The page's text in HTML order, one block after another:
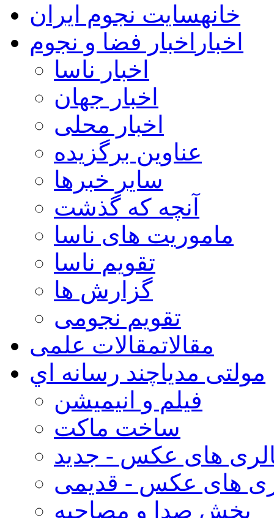
خانهسایت نجوم ایران
اخبار اخبار فضا و نجوم
اخبار ناسا
اخبار جهان
اخبار محلی
عناوین برگزیده
سایر خبرها
آنچه که گذشت
ماموریت های ناسا
تقویم ناسا
گزارش ها
تقویم نجومی
مقالاتمقالات علمی
مولتی مدیاچند رسانه اي
فیلم و انیمیشن
ساخت ماکت
های عکس - جدید
های عکس - قدیمی
بخش صدا و مصاحبه